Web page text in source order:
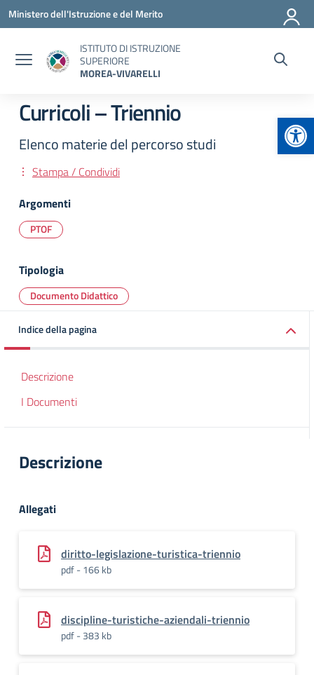
Vai ai contenuti
Vai al menu di navigazione
Vai al footer
Ministero dell'Istruzione e del Merito
ISTITUTO DI ISTRUZIONE
SUPERIORE
MOREA-VIVARELLI
Curricoli – Triennio
Elenco materie del percorso studi
Stampa / Condividi
Argomenti
PTOF
Tipologia
Documento Didattico
Indice della pagina
Descrizione
I Documenti
Descrizione
Allegati
diritto-legislazione-turistica-triennio
pdf - 166 kb
discipline-turistiche-aziendali-triennio
pdf - 383 kb